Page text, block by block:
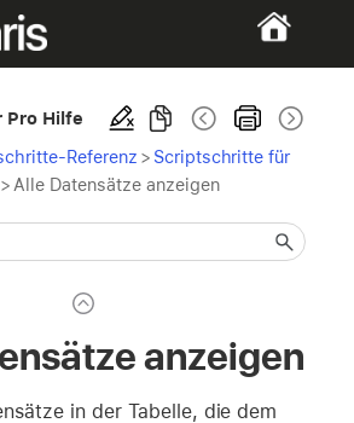
Pro Hilfe
Referenz > Scriptschritte für
> Alle Datensätze anzeigen
anzeigen
in der Tabelle, die dem